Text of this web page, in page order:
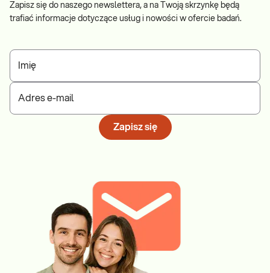
Zapisz się do naszego newslettera, a na Twoją skrzynkę będą
trafiać informacje dotyczące usług i nowości w ofercie badań.
Imię
Adres e-mail
Zapisz się